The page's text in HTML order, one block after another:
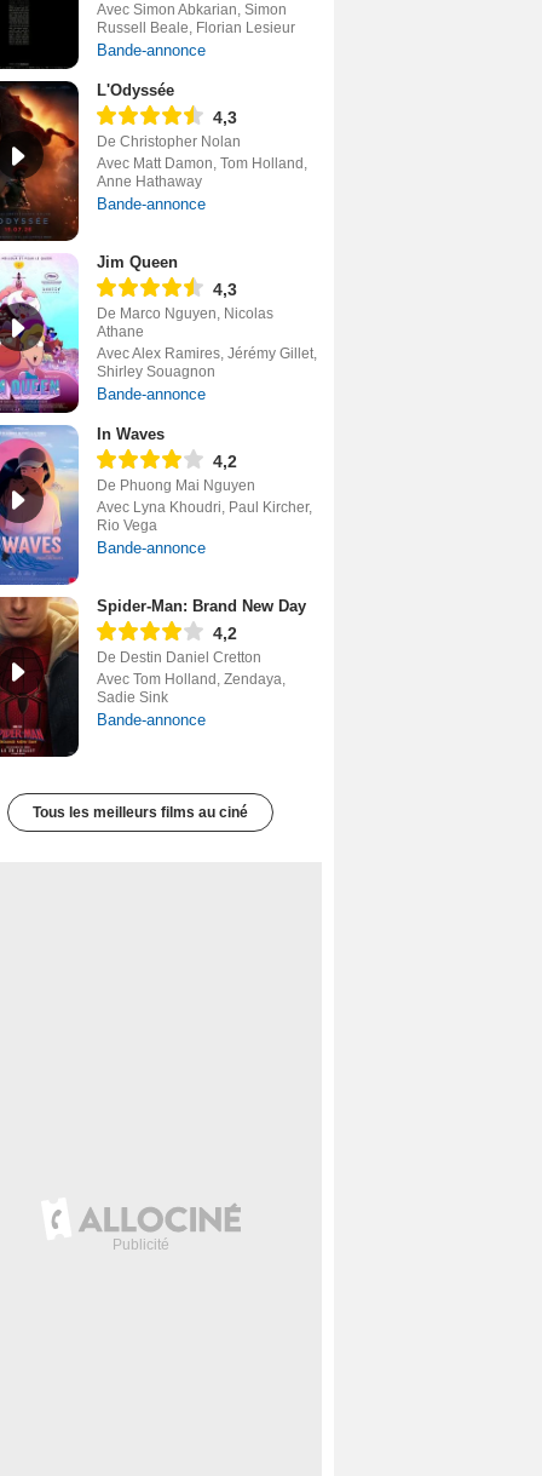
Avec Simon Abkarian, Simon
Russell Beale, Florian Lesieur
Bande-annonce
L'Odyssée
4,3
De Christopher Nolan
Avec Matt Damon, Tom Holland,
Anne Hathaway
Bande-annonce
Jim Queen
4,3
De Marco Nguyen, Nicolas
Athane
Avec Alex Ramires, Jérémy Gillet,
Shirley Souagnon
Bande-annonce
In Waves
4,2
De Phuong Mai Nguyen
Avec Lyna Khoudri, Paul Kircher,
Rio Vega
Bande-annonce
Spider-Man: Brand New Day
4,2
De Destin Daniel Cretton
Avec Tom Holland, Zendaya,
Sadie Sink
Bande-annonce
Tous les meilleurs films au ciné